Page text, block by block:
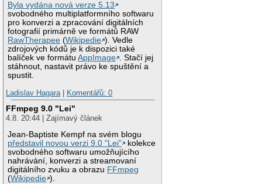
Byla vydána nová verze 5.13
svobodného multiplatformního softwaru
pro konverzi a zpracování digitálních
fotografií primárně ve formátů RAW
RawTherapee (Wikipedie ). Vedle
zdrojových kódů je k dispozici také
balíček ve formátuAppImage . Stačí jej
stáhnout, nastavit právo ke spuštění a
spustit.
Ladislav Hagara| Komentářů: 0
FFmpeg 9.0 "Lei"
4.8. 20:44 | Zajímavý článek
Jean-Baptiste Kempf na svém blogu
představil novou verzi 9.0 "Lei"
kolekce
svobodného softwaru umožňujícího
nahrávání, konverzi a streamovaní
digitálního zvuku a obrazu FFmpeg
(Wikipedie ).